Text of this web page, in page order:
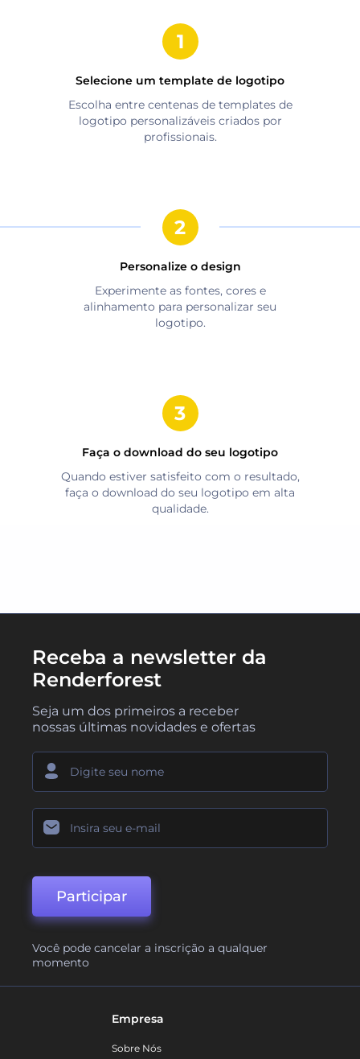
Selecione um template de logotipo
Escolha entre centenas de templates de
logotipo personalizáveis criados por
profissionais.
Personalize o design
Experimente as fontes, cores e
alinhamento para personalizar seu
logotipo.
Faça o download do seu logotipo
Quando estiver satisfeito com o resultado,
faça o download do seu logotipo em alta
qualidade.
Receba a newsletter da
Renderforest
Seja um dos primeiros a receber
nossas últimas novidades e ofertas
Participar
Você pode cancelar a inscrição a qualquer
momento
Empresa
Sobre Nós